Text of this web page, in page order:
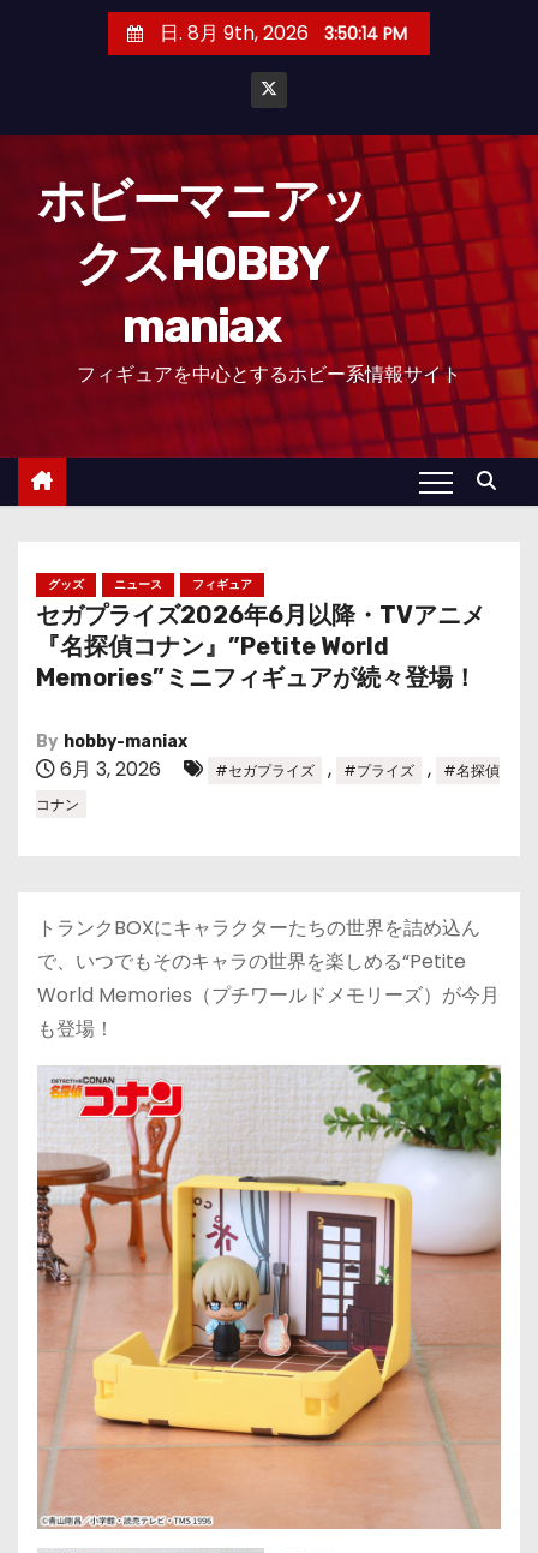
日. 8月 9th, 2026 3:50:15 PM
ホビーマニアッ
クスHOBBY
maniax
フィギュアを中心とするホビー系情報サイト
グッズ ニュース フィギュア
セガプライズ2026年6月以降・TVアニメ
『名探偵コナン』”Petite World
Memories”ミニフィギュアが続々登場！
By hobby-maniax
6月 3, 2026 #セガプライズ , #プライズ ,
#名探偵
コナン
トランクBOXにキャラクターたちの世界を詰め込ん
で、いつでもそのキャラの世界を楽しめる“Petite
World Memories（プチワールドメモリーズ）が今月
も登場！